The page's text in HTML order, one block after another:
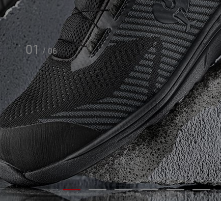
01 / 06